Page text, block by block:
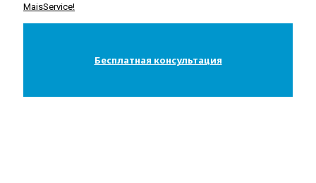
MaisService!
Бесплатная консультация